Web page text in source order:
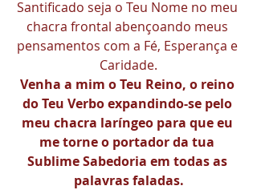
Santificado seja o Teu Nome no meu
chacra frontal abençoando meus
pensamentos com a Fé, Esperança e
Caridade.
Venha a mim o Teu Reino, o reino
do Teu Verbo expandindo-se pelo
meu chacra laríngeo para que eu
me torne o portador da tua
Sublime Sabedoria em todas as
palavras faladas.